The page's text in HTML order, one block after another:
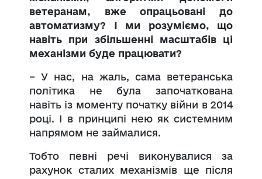
ветеранам, вже опрацьовані до
автоматизму? І ми розуміємо, що
навіть при збільшенні масштабів ці
механізми буде працювати?
– У нас, на жаль, сама ветеранська
політика не була започаткована
навіть із моменту початку війни в 2014
році. І в принципі нею як системним
напрямом не займалися.
Тобто певні речі виконувалися за
рахунок сталих механізмів ще після